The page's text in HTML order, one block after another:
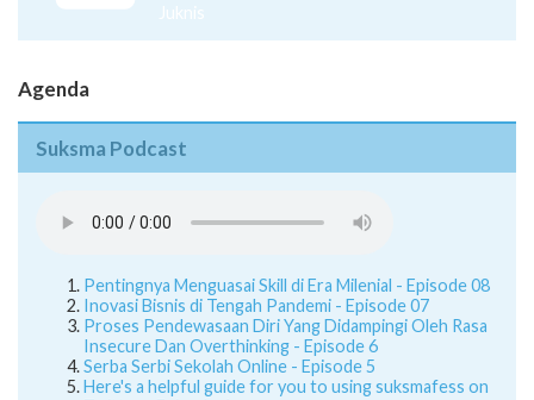
Juknis
Agenda
Suksma Podcast
Pentingnya Menguasai Skill di Era Milenial - Episode 08
Inovasi Bisnis di Tengah Pandemi - Episode 07
Proses Pendewasaan Diri Yang Didampingi Oleh Rasa
Insecure Dan Overthinking - Episode 6
Serba Serbi Sekolah Online - Episode 5
Here's a helpful guide for you to using suksmafess on